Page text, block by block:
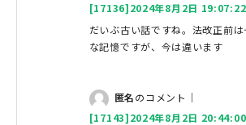
[17136]2024年8月2日 19:07:22
だいぶ古い話ですね。法改正前
な記憶ですが、今は違います
匿名のコメント｜
[17143]2024年8月2日 20:44:00